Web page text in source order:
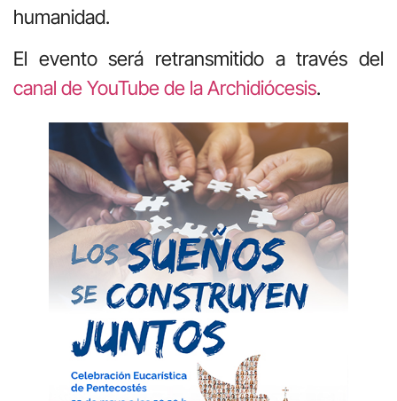
humanidad.
El evento será retransmitido a través del
canal de YouTube de la Archidiócesis.